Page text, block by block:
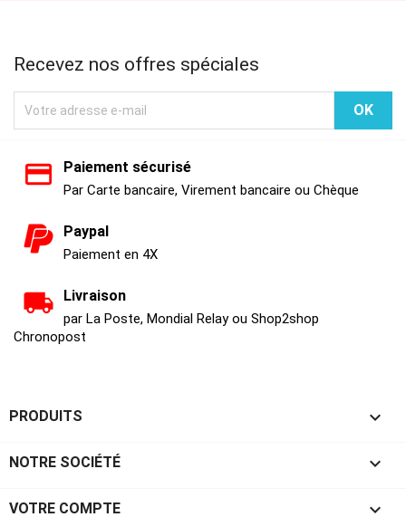
Recevez nos offres spéciales
Paiement sécurisé
Par Carte bancaire, Virement bancaire ou Chèque
Paypal
Paiement en 4X
Livraison
par La Poste, Mondial Relay ou Shop2shop
Chronopost
PRODUITS 
NOTRE SOCIÉTÉ 
VOTRE COMPTE 